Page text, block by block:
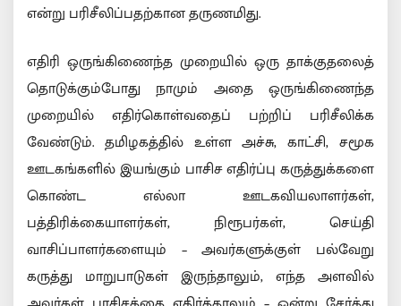
என்று பரிசீலிப்பதற்கான தருணமிது.
எதிரி ஒருங்கிணைந்த முறையில் ஒரு தாக்குதலைத்
தொடுக்கும்போது நாமும் அதை ஒருங்கிணைந்த
முறையில் எதிர்கொள்வதைப் பற்றிப் பரிசீலிக்க
வேண்டும். தமிழகத்தில் உள்ள அச்சு, காட்சி, சமூக
ஊடகங்களில் இயங்கும் பாசிச எதிர்ப்பு கருத்துக்களை
கொண்ட எல்லா ஊடகவியலாளர்கள்,
பத்திரிக்கையாளர்கள், நிரூபர்கள், செய்தி
வாசிப்பாளர்களையும் – அவர்களுக்குள் பல்வேறு
கருத்து மாறுபாடுகள் இருந்தாலும், எந்த அளவில்